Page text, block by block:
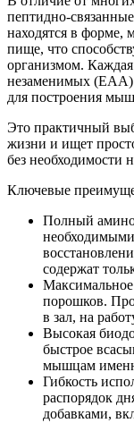
пептидно-
находятся в форме,
пище, что
организмом.
незаменимых
для построения
Это практичный
жизни и ищет
без необходимости
Ключевые
Полный
содержат
Максимальное
порошков.
в зал, на
Высокая
быстрое
мышцам
Гибкость
распорядок
добавками,